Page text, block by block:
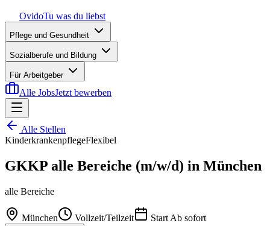
OvidoTu was du liebst
Pflege und Gesundheit
Sozialberufe und Bildung
Für Arbeitgeber
Alle JobsJetzt bewerben
Alle Stellen
KinderkrankenpflegeFlexibel
GKKP alle Bereiche (m/w/d) in München
alle Bereiche
München Vollzeit/Teilzeit Start Ab sofort